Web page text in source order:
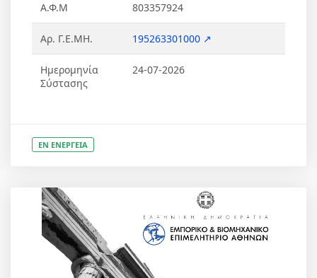
Α.Φ.Μ 803357924
Αρ. Γ.Ε.ΜΗ. 195263301000 ↗
Ημερομηνία
Σύστασης
24-07-2026
ΕΝ ΕΝΕΡΓΕΙΑ